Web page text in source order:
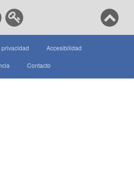
Accesibilidad
Contacto